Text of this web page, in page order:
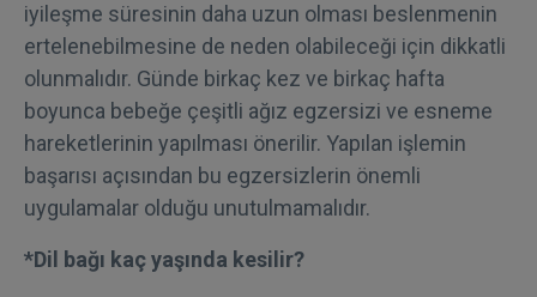
iyileşme süresinin daha uzun olması beslenmenin
ertelenebilmesine de neden olabileceği için dikkatli
olunmalıdır. Günde birkaç kez ve birkaç hafta
boyunca bebeğe çeşitli ağız egzersizi ve esneme
hareketlerinin yapılması önerilir. Yapılan işlemin
başarısı açısından bu egzersizlerin önemli
uygulamalar olduğu unutulmamalıdır.
*Dil bağı kaç yaşında kesilir?